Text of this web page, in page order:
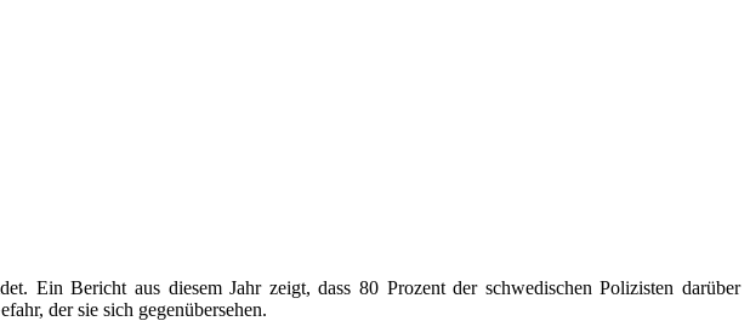
Ein Bericht aus diesem Jahr zeigt, dass 80 Prozent der schwedischen Polizisten darüber
der sie sich gegenübersehen.